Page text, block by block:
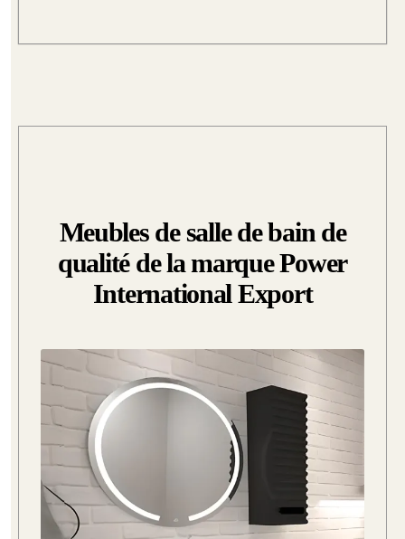
Meubles de salle de bain de
qualité de la marque Power
International Export